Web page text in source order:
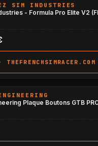
SIM INDUSTRIES
- Formula Pro Elite V2
THEFRENCHSIMRACER.COM
Plaque Boutons GTB